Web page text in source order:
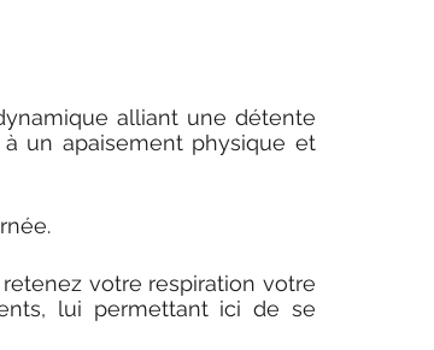
alliant une détente
un apaisement physique et
votre respiration votre
lui permettant ici de se